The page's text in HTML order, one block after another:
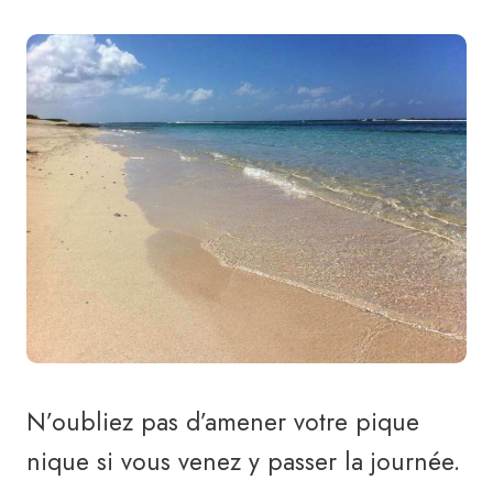
N’oubliez pas d’amener votre pique
nique si vous venez y passer la journée.